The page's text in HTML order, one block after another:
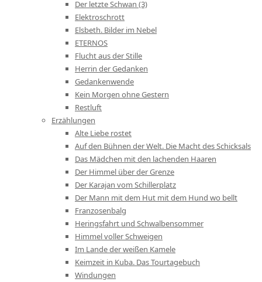
Der letzte Schwan (3)
Elektroschrott
Elsbeth. Bilder im Nebel
ETERNOS
Flucht aus der Stille
Herrin der Gedanken
Gedankenwende
Kein Morgen ohne Gestern
Restluft
Erzählungen
Alte Liebe rostet
Auf den Bühnen der Welt. Die Macht des Schicksals
Das Mädchen mit den lachenden Haaren
Der Himmel über der Grenze
Der Karajan vom Schillerplatz
Der Mann mit dem Hut mit dem Hund wo bellt
Franzosenbalg
Heringsfahrt und Schwalbensommer
Himmel voller Schweigen
Im Lande der weißen Kamele
Keimzeit in Kuba. Das Tourtagebuch
Windungen